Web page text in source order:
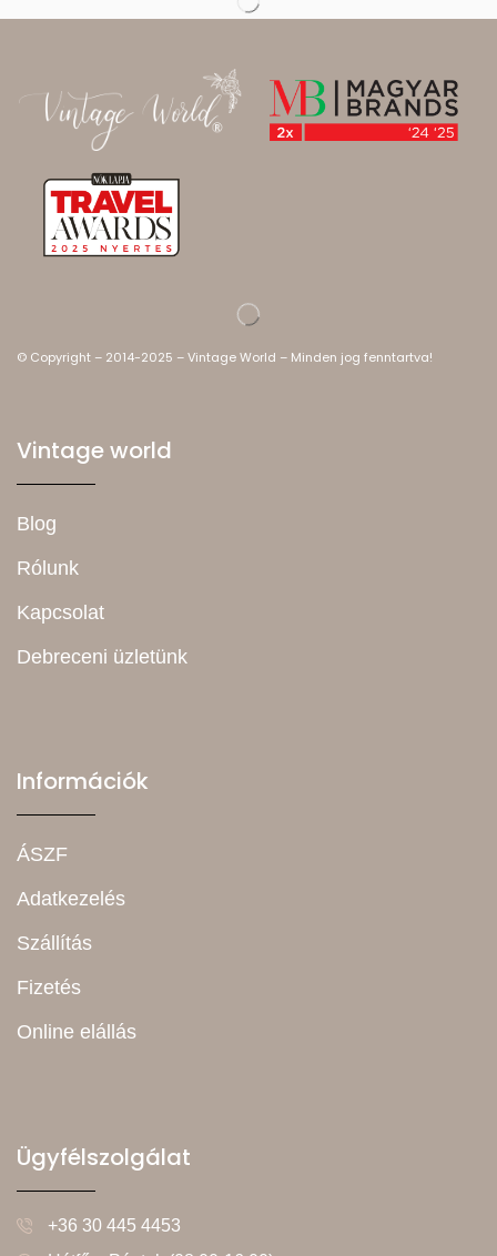
© Copyright – 2014-2025 – Vintage World – Minden jog fenntartva!
Vintage world
Blog
Rólunk
Kapcsolat
Debreceni üzletünk
Információk
ÁSZF
Adatkezelés
Szállítás
Fizetés
Online elállás
Ügyfélszolgálat
+36 30 445 4453